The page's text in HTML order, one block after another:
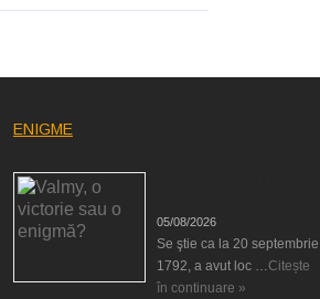
ENIGME
05/08/2026
Se ştie ca la 20 septembrie
1792, a avut loc …Citește
în continuare »